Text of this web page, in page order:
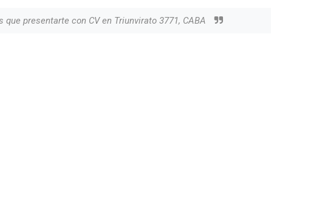
presentarte con CV en Triunvirato 3771, CABA